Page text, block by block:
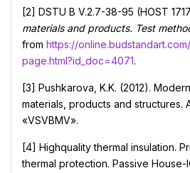
[2] DSTU B V.2.7-38-95 (HOST
materials and products. Test
from https://
page.html?id_doc=4071.
[3] Pushkarova, K.K. (2012).
materials, products and structures.
«VSVBMV».
[4] Highquality thermal insulation.
thermal protection. Passive House-